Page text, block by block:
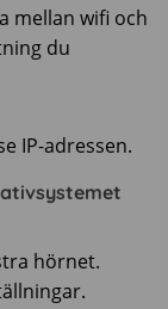
mellan wifi och
du
IP-adressen.
hörnet.